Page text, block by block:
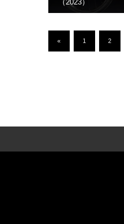
（2023）
« 1 2